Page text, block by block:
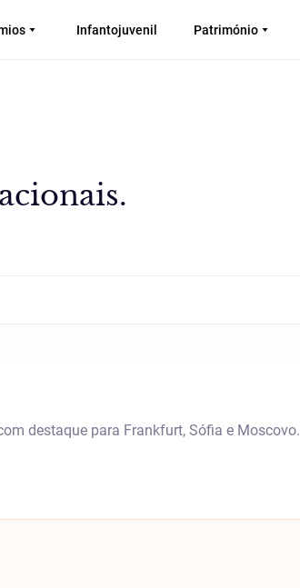
Infantojuvenil Património
destaque para Frankfurt, Sófia e Moscovo.